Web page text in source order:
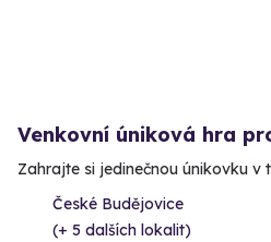
Venkovní úniková hra
Zahrajte si jedinečnou únikovku v
České Budějovice
(+ 5 dalších lokalit)